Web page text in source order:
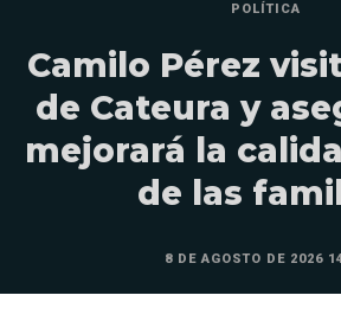
POLÍTICA
Camilo Pérez
de Cateura y
mejorará la
de las
8 DE AGOSTO DE 2026